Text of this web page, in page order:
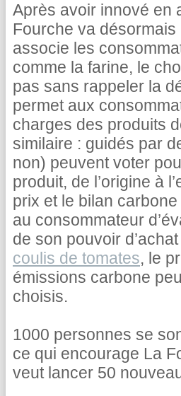
Après avoir innové en
Fourche va
associe les
comme la farine, le
pas sans rappeler la
permet aux
charges des produits
similaire : guidés par
non) peuvent voter
produit, de l’origine à
prix et le bilan
au consommateur
de son pouvoir
coulis de tomates, le
émissions carbone
choisis.
1000 personnes se
ce qui encourage La
veut lancer 50